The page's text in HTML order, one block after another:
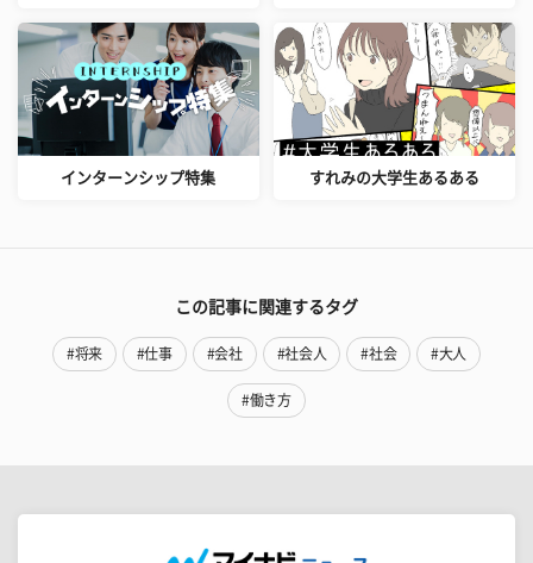
インターンシップ特集 すれみの大学生あるある
この記事に関連するタグ
#将来 #仕事 #会社 #社会人 #社会 #大人
#働き方